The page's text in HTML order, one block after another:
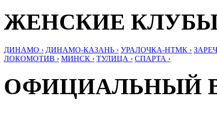
ЖЕНСКИЕ
ДИНАМО › ДИНАМО-КАЗАНЬ › УРАЛОЧКА-НТМК ›
ЛОКОМОТИВ › МИНСК › ТУЛИЦА › СПАРТА ›
ОФИЦИАЛЬНЫЙ